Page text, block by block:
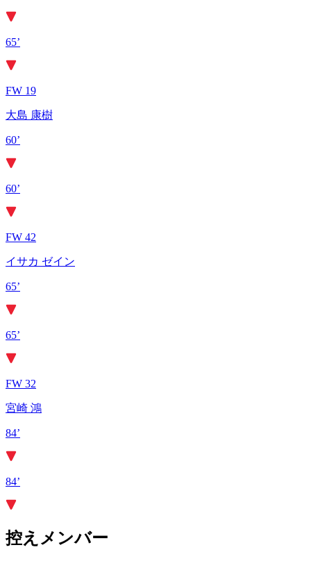
65’
FW 19
大島 康樹
60’
60’
FW 42
イサカ ゼイン
65’
65’
FW 32
宮崎 鴻
84’
84’
控えメンバー